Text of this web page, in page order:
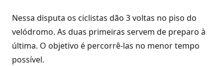
Nessa disputa os ciclistas dão 3 voltas no piso do
velódromo. As duas primeiras servem de preparo à
última. O objetivo é percorrê-las no menor tempo
possível.